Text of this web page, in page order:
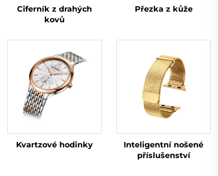
Ciferník z drahých
kovů
Přezka z kůže
Kvartzové hodinky
Inteligentní nošené
příslušenství